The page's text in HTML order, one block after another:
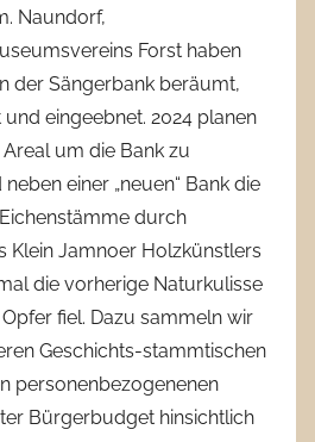
Naundorf,
Forst haben
der Sängerbank beräumt,
eingeebnet. 2024 planen
um die Bank zu
einer „neuen“ Bank die
durch
Klein Jamnoer Holzkünstlers
die vorherige Naturkulisse
fiel. Dazu sammeln wir
Geschichts-stammtischen
personenbezogenenen
Bürgerbudget hinsichtlich